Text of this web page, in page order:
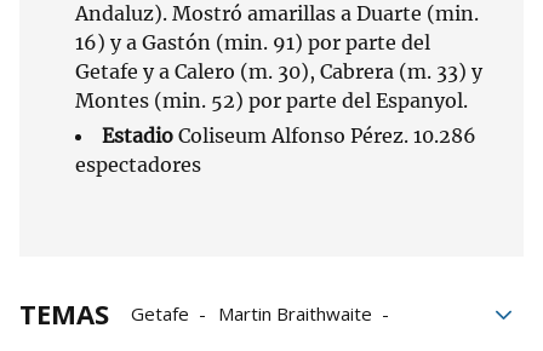
Andaluz). Mostró amarillas a Duarte (min.
16) y a Gastón (min. 91) por parte del
Getafe y a Calero (m. 30), Cabrera (m. 33) y
Montes (min. 52) por parte del Espanyol.
Estadio Coliseum Alfonso Pérez. 10.286
espectadores
TEMAS Getafe
Martin Braithwaite